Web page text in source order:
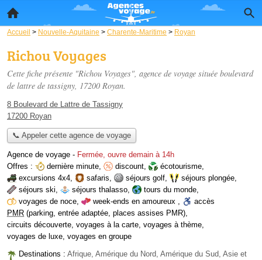
Accueil > Nouvelle-Aquitaine > Charente-Maritime > Royan
Richou Voyages
Cette fiche présente "Richou Voyages", agence de voyage située boulevard
de lattre de tassigny, 17200 Royan.
8 Boulevard de Lattre de Tassigny
17200 Royan
📞 Appeler cette agence de voyage
Agence de voyage - Fermée, ouvre demain à 14h
Offres :
dernière minute, discount, écotourisme,
excursions 4x4, safaris, séjours golf, séjours plongée,
séjours ski, séjours thalasso, tours du monde,
voyages de noce, week-ends en amoureux ,
accès
PMR (parking, entrée adaptée, places assises PMR),
circuits découverte, voyages à la carte, voyages à thème,
voyages de luxe, voyages en groupe
Destinations : Afrique, Amérique du Nord, Amérique du Sud, Asie et